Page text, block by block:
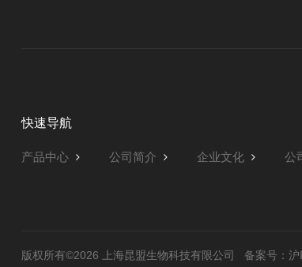
快速导航
产品中心 公司简介 企业文化 公
版权所有©2026 上海昆盟生物科技有限公司 备案号：